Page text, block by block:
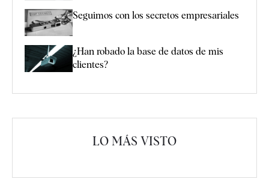
Seguimos con los secretos empresariales
¿Han robado la base de datos de mis
clientes?
LO MÁS VISTO